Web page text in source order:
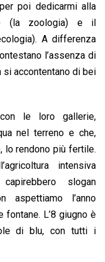
poi dedicarmi alla
(la zoologia) e il
A differenza
l’assenza di
accontentano di bei
le loro gallerie,
nel terreno e che,
lo rendono più fertile.
intensiva
slogan
aspettiamo l’anno
L’8 giugno è
di blu, con tutti i